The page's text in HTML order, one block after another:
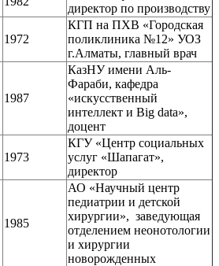
директор по производству
1972
КГП на ПХВ «Городская
поликлиника №12» УОЗ
г.Алматы, главный врач
1987
КазНУ имени Аль-
Фараби, кафедра
«искусственный
интеллект и Big data»,
доцент
1973
КГУ «Центр социальных
услуг «Шапагат»,
директор
1985
АО «Научный центр
педиатрии и детской
хирургии», заведующая
отделением неонотологии
и хирургии
новорожденных